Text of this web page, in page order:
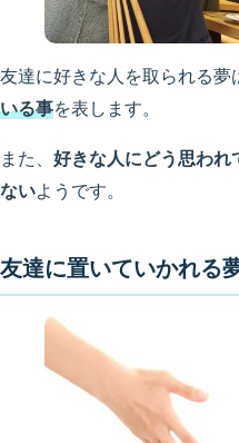
友達に好きな人を取られる夢
いる事を表します。
また、 好きな人にどう思われ
ないようです。
友達に置いていかれる